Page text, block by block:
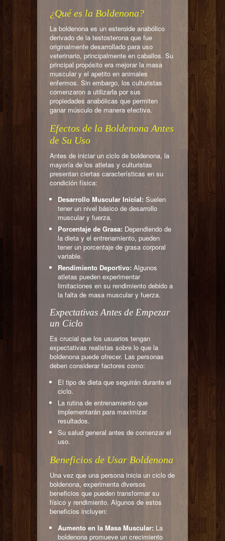
¿Qué es la Boldenona?
La boldenona es un esteroide anabólico
derivado de la testosterona que fue
originalmente desarrollado para uso
veterinario, principalmente en caballos. Su
principal propósito era mejorar la masa
muscular y el apetito en animales
enfermos. Sin embargo, los culturistas
comenzaron a utilizarla por sus
propiedades anabólicas que permiten
ganar músculo de manera efectiva.
Efectos de la Boldenona Antes
de Su Uso
Antes de iniciar un ciclo de boldenona, la
mayoría de los atletas y culturistas
presentan ciertas características en su
condición física:
Desarrollo Muscular Inicial: Suelen
tener un nivel básico de desarrollo
muscular y fuerza.
Porcentaje de Grasa: Dependiendo de
la dieta y el entrenamiento, pueden
tener un porcentaje de grasa corporal
variable.
Rendimiento Deportivo: Algunos
atletas pueden experimentar
limitaciones en su rendimiento debido a
la falta de masa muscular y fuerza.
Expectativas Antes de Empezar
un Ciclo
Es crucial que los usuarios tengan
expectativas realistas sobre lo que la
boldenona puede ofrecer. Las personas
deben considerar factores como:
El tipo de dieta que seguirán durante el
ciclo.
La rutina de entrenamiento que
implementarán para maximizar
resultados.
Su salud general antes de comenzar el
uso.
Beneficios de Usar Boldenona
Una vez que una persona inicia un ciclo de
boldenona, experimenta diversos
beneficios que pueden transformar su
físico y rendimiento. Algunos de estos
beneficios incluyen:
Aumento en la Masa Muscular: La
boldenona promueve un crecimiento